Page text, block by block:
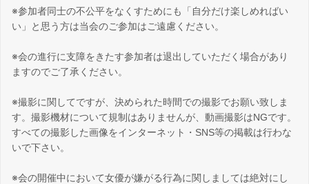
※参加者同士の不公平をなくすためにも「自分だけ楽しめればい
い」と思う方は当会のご参加はご遠慮ください。
※会の進行に支障をきたす参加者は退出していただく場合があり
ますのでご了承ください。
※撮影に関してですが、決められた時間での撮影でお願い致しま
す。撮影機材について規制はありませんが、動画撮影はNGです。
すべての撮影した画像をインターネット・SNS等の掲載は行わな
いで下さい。
※会の開催中において女優が嫌がる行為に関しましては絶対にし